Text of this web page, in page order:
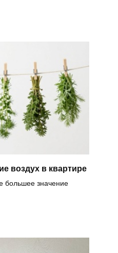
воздух в квартире
большее значение